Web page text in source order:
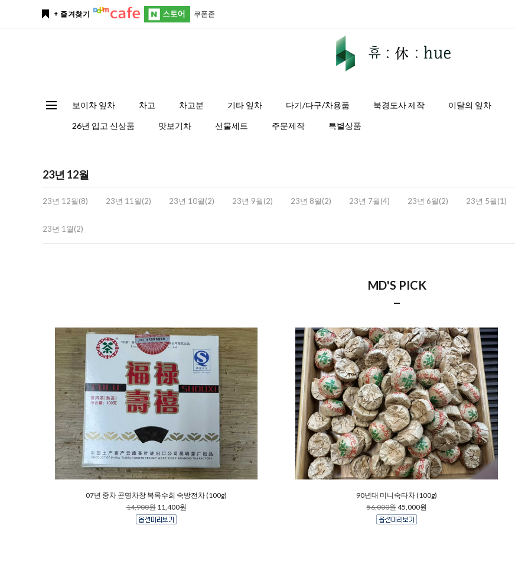
+ 즐겨찾기 쿠폰존
보이차 잎차 차고 차고분 기타 잎차 다기/다구/차용품 북경도사 제작 이달의 잎차
26년 입고 신상품 맛보기차 선물세트 주문제작 특별상품
23년 12월
23년 12월(8) 23년 11월(2) 23년 10월(2) 23년 9월(2) 23년 8월(2) 23년 7월(4) 23년 6월(2) 23년 5월(1)
23년 1월(2)
MD'S PICK
07년 중차 곤명차창 복록수희 숙방전차 (100g)
14,900원 11,400원
90년대 미니숙타차 (100g)
56,000원45,000원